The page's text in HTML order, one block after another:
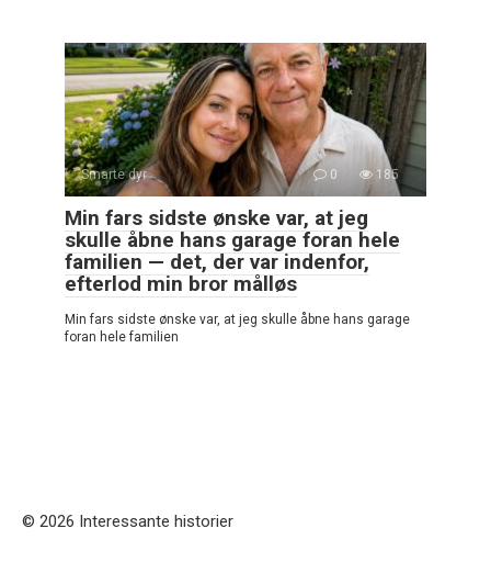
Smarte dyr 0 185
Min fars sidste ønske var, at jeg
skulle åbne hans garage foran hele
familien — det, der var indenfor,
efterlod min bror målløs
Min fars sidste ønske var, at jeg skulle åbne hans garage
foran hele familien
© 2026 Interessante historier